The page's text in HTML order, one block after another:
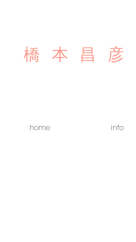
橋本昌彦
home info